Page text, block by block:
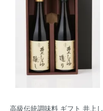
高級伝統調味料 ギフト 井上し